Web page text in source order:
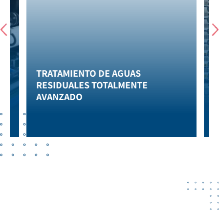
TRATAMIENTO DE AGUAS
RESIDUALES TOTALMENTE
AVANZADO